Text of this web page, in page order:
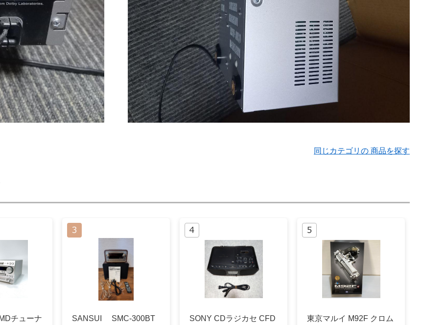
同じカテゴリの 商品を探す
チューナ
SANSUI SMC-300BT
SONY CDラジカセ CFD
東京マルイ M92F クロム